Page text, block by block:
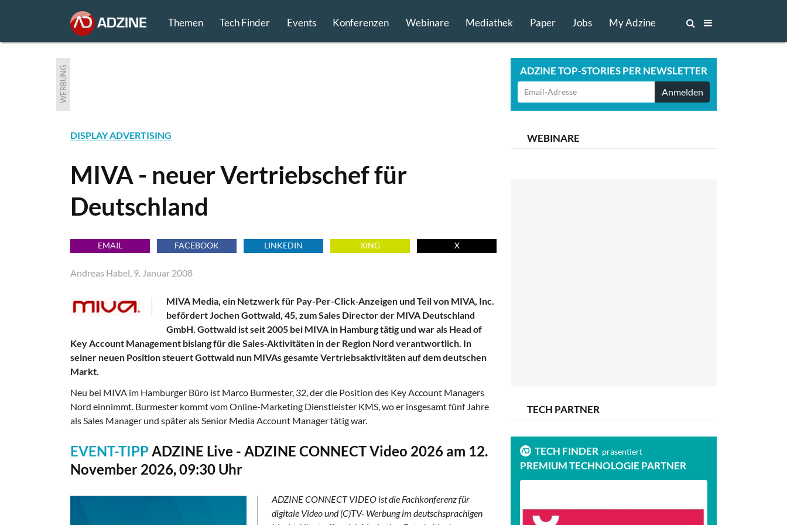
Themen Tech Finder Events Konferenzen Webinare Mediathek Paper Jobs My Adzine
WERBUNG ADZINE TOP-STORIES PER NEWSLETTER
Anmelden
DISPLAY ADVERTISING
MIVA - neuer Vertriebschef für
Deutschland
EMAIL FACEBOOK LINKEDIN XING X
Andreas Habel, 9. Januar 2008
MIVA Media, ein Netzwerk für Pay-Per-Click-Anzeigen und Teil von MIVA, Inc.
befördert Jochen Gottwald, 45, zum Sales Director der MIVA Deutschland
GmbH. Gottwald ist seit 2005 bei MIVA in Hamburg tätig und war als Head of
Key Account Management bislang für die Sales-Aktivitäten in der Region Nord verantwortlich. In
seiner neuen Position steuert Gottwald nun MIVAs gesamte Vertriebsaktivitäten auf dem deutschen
Markt.
Neu bei MIVA im Hamburger Büro ist Marco Burmester, 32, der die Position des Key Account Managers
Nord einnimmt. Burmester kommt vom Online-Marketing Dienstleister KMS, wo er insgesamt fünf Jahre
als Sales Manager und später als Senior Media Account Manager tätig war.
EVENT-TIPPADZINE Live - ADZINE CONNECT Video 2026 am 12.
November 2026, 09:30 Uhr
ADZINE CONNECT VIDEO ist die Fachkonferenz für
digitale Video und (C)TV- Werbung im deutschsprachigen
WEBINARE
TECH PARTNER
TECH FINDER präsentiert
PREMIUM TECHNOLOGIE PARTNER